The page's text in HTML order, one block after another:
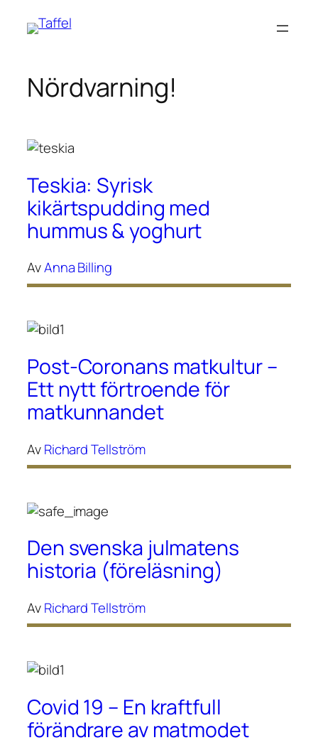
Hoppa
Nördvarning!
Teskia: Syrisk
kikärtspudding med
hummus & yoghurt
AvAnna Billing
Post-Coronans matkultur –
Ett nytt förtroende för
matkunnandet
AvRichard Tellström
Den svenska julmatens
historia (föreläsning)
AvRichard Tellström
Covid 19 – En kraftfull
förändrare av matmodet